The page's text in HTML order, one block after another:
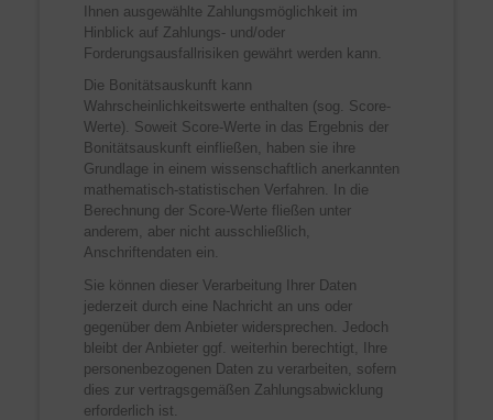
Ihnen ausgewählte Zahlungsmöglichkeit im
Hinblick auf Zahlungs- und/oder
Forderungsausfallrisiken gewährt werden kann.
Die Bonitätsauskunft kann
Wahrscheinlichkeitswerte enthalten (sog. Score-
Werte). Soweit Score-Werte in das Ergebnis der
Bonitätsauskunft einfließen, haben sie ihre
Grundlage in einem wissenschaftlich anerkannten
mathematisch-statistischen Verfahren. In die
Berechnung der Score-Werte fließen unter
anderem, aber nicht ausschließlich,
Anschriftendaten ein.
Sie können dieser Verarbeitung Ihrer Daten
jederzeit durch eine Nachricht an uns oder
gegenüber dem Anbieter widersprechen. Jedoch
bleibt der Anbieter ggf. weiterhin berechtigt, Ihre
personenbezogenen Daten zu verarbeiten, sofern
dies zur vertragsgemäßen Zahlungsabwicklung
erforderlich ist.